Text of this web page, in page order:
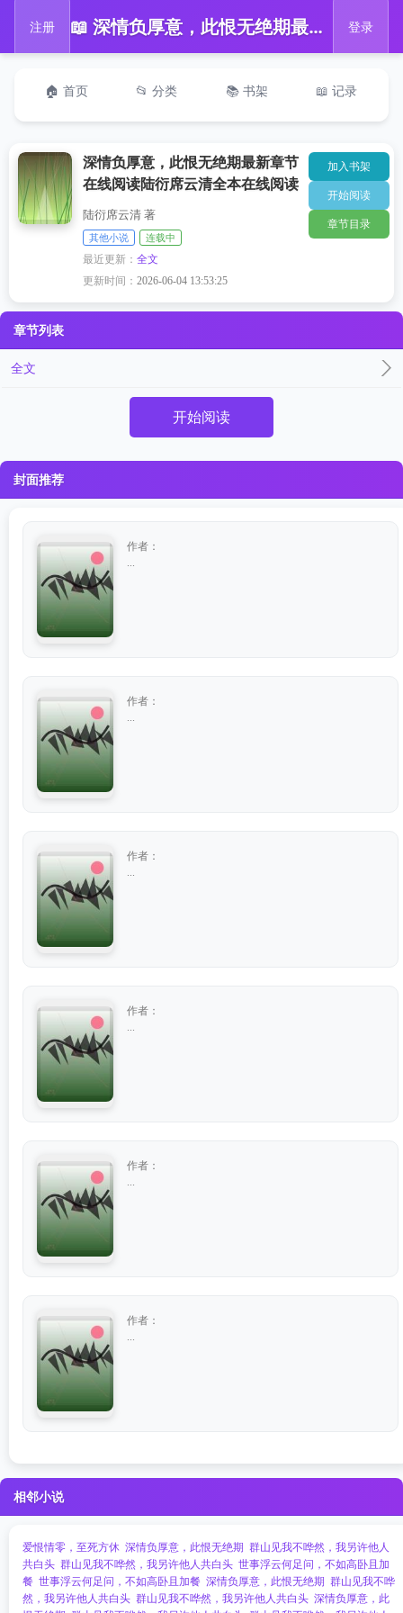
注册 📖 深情负厚意，此恨无绝期最新章节在线阅读陆衍席云清全本在线阅读 登录
🏠 首页 📂 分类 📚 书架 📖 记录
深情负厚意，此恨无绝期最新章节
在线阅读陆衍席云清全本在线阅读
陆衍席云清 著
其他小说 连载中
最近更新：全文
更新时间：2026-06-04 13:53:25
加入书架
开始阅读
章节目录
章节列表
全文
开始阅读
封面推荐
作者：
作者：
作者：
作者：
作者：
作者：
相邻小说
爱恨情零，至死方休 深情负厚意，此恨无绝期 群山见我不哗然，我另许他人
共白头 群山见我不哗然，我另许他人共白头 世事浮云何足问，不如高卧且加
餐 世事浮云何足问，不如高卧且加餐 深情负厚意，此恨无绝期 群山见我不哗
然，我另许他人共白头 群山见我不哗然，我另许他人共白头 深情负厚意，此